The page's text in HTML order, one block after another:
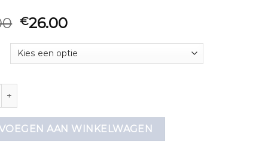
€26.00
AAN WINKELWAGEN